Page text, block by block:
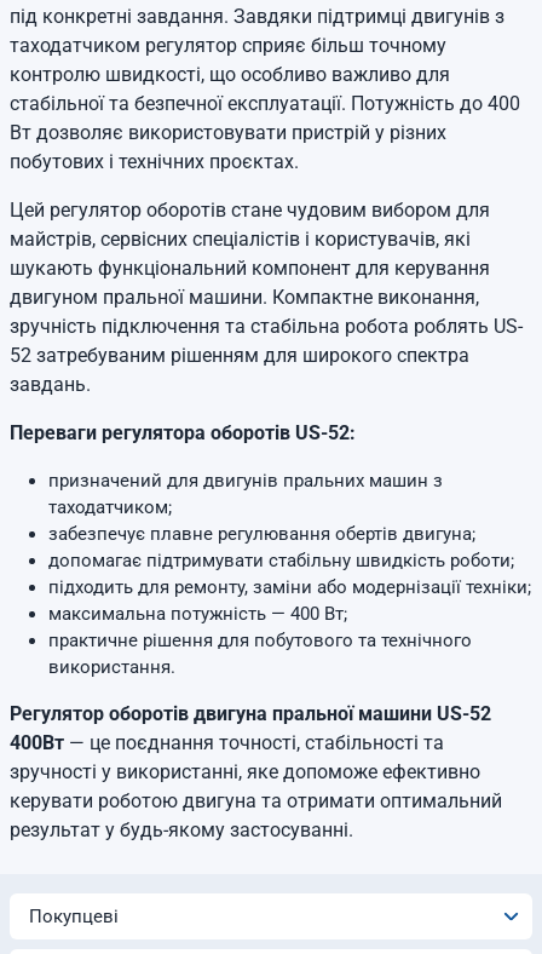
під конкретні завдання. Завдяки підтримці двигунів з
таходатчиком регулятор сприяє більш точному
контролю швидкості, що особливо важливо для
стабільної та безпечної експлуатації. Потужність до 400
Вт дозволяє використовувати пристрій у різних
побутових і технічних проєктах.
Цей регулятор оборотів стане чудовим вибором для
майстрів, сервісних спеціалістів і користувачів, які
шукають функціональний компонент для керування
двигуном пральної машини. Компактне виконання,
зручність підключення та стабільна робота роблять US-
52 затребуваним рішенням для широкого спектра
завдань.
Переваги регулятора оборотів US-52:
призначений для двигунів пральних машин з
таходатчиком;
забезпечує плавне регулювання обертів двигуна;
допомагає підтримувати стабільну швидкість роботи;
підходить для ремонту, заміни або модернізації техніки;
максимальна потужність — 400 Вт;
практичне рішення для побутового та технічного
використання.
Регулятор оборотів двигуна пральної машини US-52
400Вт — це поєднання точності, стабільності та
зручності у використанні, яке допоможе ефективно
керувати роботою двигуна та отримати оптимальний
результат у будь-якому застосуванні.
Покупцеві